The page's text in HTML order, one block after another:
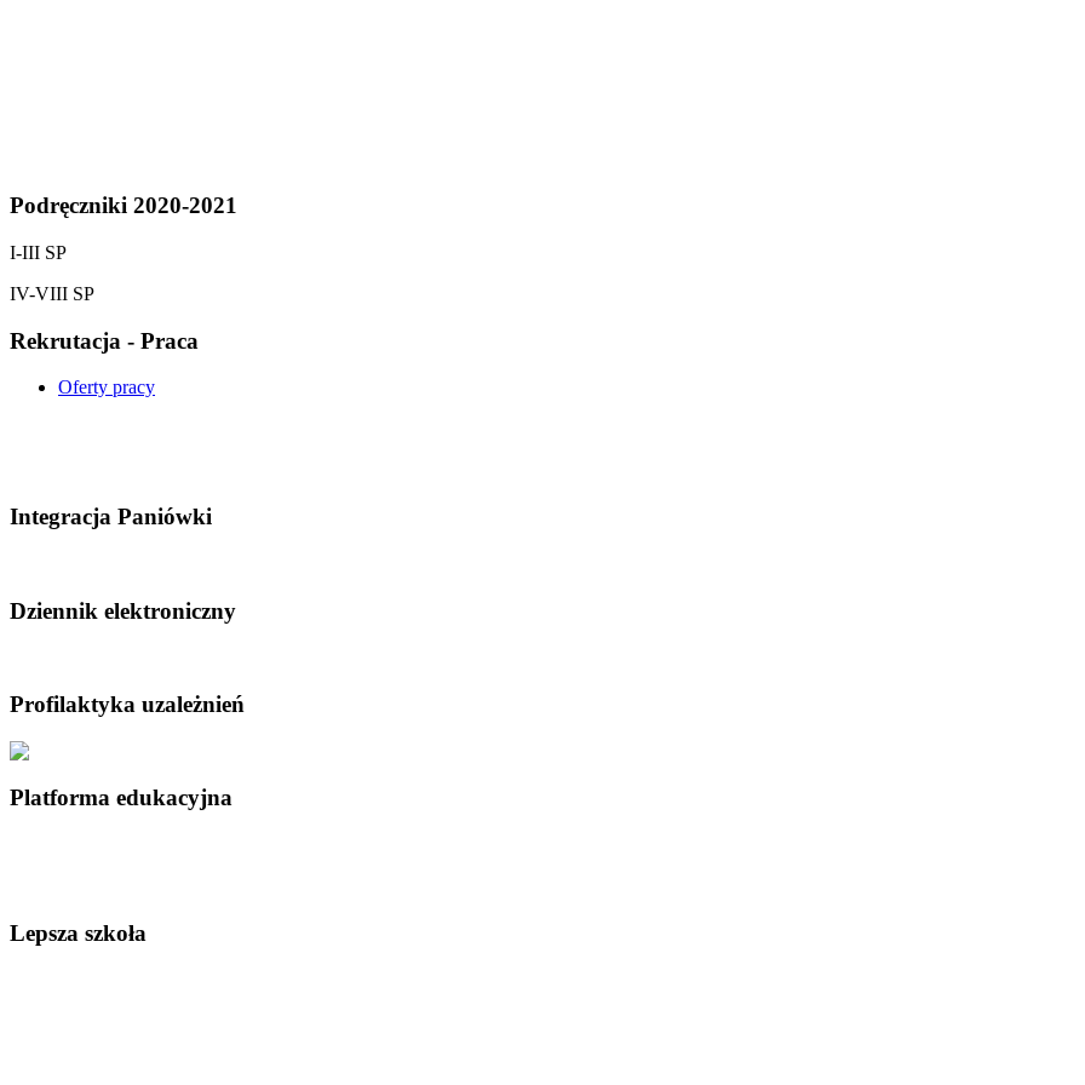
Podręczniki 2020-2021
I-III SP
IV-VIII SP
Rekrutacja - Praca
Oferty pracy
Integracja Paniówki
Dziennik elektroniczny
Profilaktyka uzależnień
Platforma edukacyjna
Lepsza szkoła